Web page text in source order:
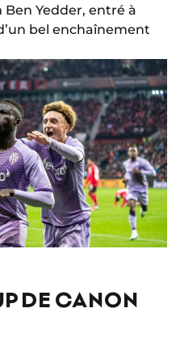
Ben Yedder, entré à
bel enchaînement
DE CANON